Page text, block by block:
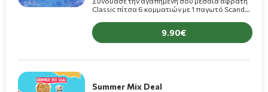
Classic πίτσα 6 κομματιών με 1 παγωτό Scandal
9.90
Summer Mix Deal